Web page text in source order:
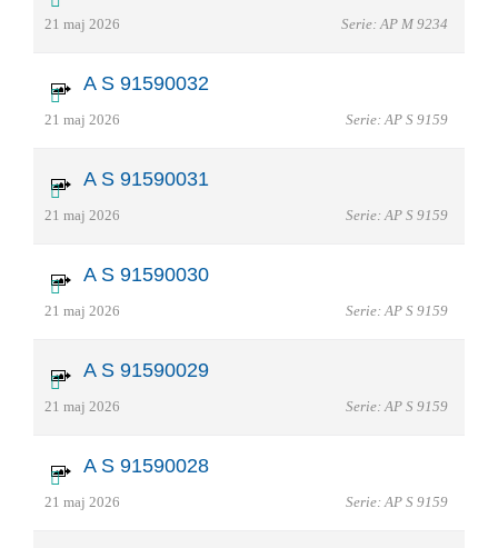
21 maj 2026 Serie: AP M 9234
A S 91590032
21 maj 2026 Serie: AP S 9159
A S 91590031
21 maj 2026 Serie: AP S 9159
A S 91590030
21 maj 2026 Serie: AP S 9159
A S 91590029
21 maj 2026 Serie: AP S 9159
A S 91590028
21 maj 2026 Serie: AP S 9159